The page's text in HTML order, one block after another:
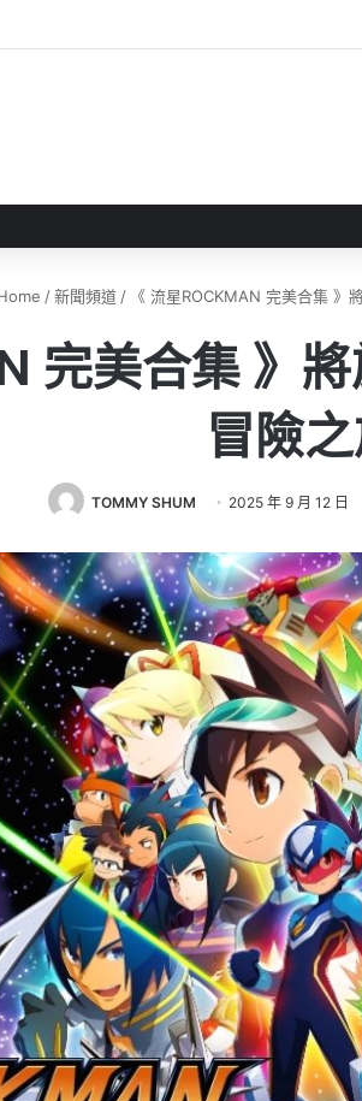
道 》 實機試玩報告 源義經將是事件的起源！？
/新聞頻道 / 《 流星ROCKMAN 完美合集
完美合集 》
冒險
TOMMY SHUM 2025 年 9 月 12 日